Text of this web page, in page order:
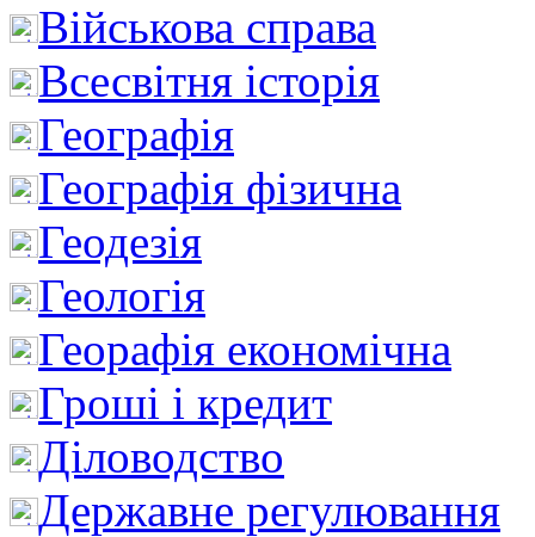
Військова справа
Всесвітня історія
Географія
Географія фізична
Геодезія
Геологія
Георафія економічна
Гроші і кредит
Діловодство
Державне регулювання